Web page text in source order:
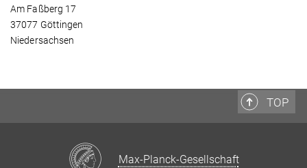
Am Faßberg 17
37077 Göttingen
Niedersachsen
TOP
Max-Planck-Gesellschaft